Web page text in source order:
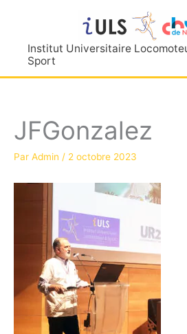
contenuInstitut Universitaire
Sport
JFGonzalez
Par Admin / 2 octobre 2023